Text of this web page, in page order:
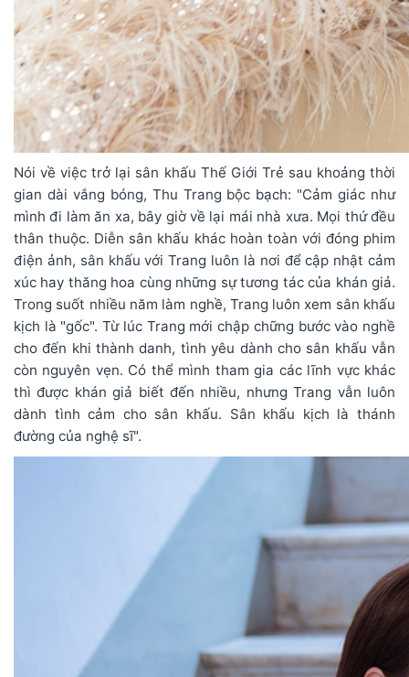
Nói về việc trở lại sân khấu Thế Giới Trẻ sau khoảng thời
gian dài vắng bóng, Thu Trang bộc bạch: "Cảm giác như
mình đi làm ăn xa, bây giờ về lại mái nhà xưa. Mọi thứ đều
thân thuộc. Diễn sân khấu khác hoàn toàn với đóng phim
điện ảnh, sân khấu với Trang luôn là nơi để cập nhật cảm
xúc hay thăng hoa cùng những sự tương tác của khán giả.
Trong suốt nhiều năm làm nghề, Trang luôn xem sân khấu
kịch là "gốc". Từ lúc Trang mới chập chững bước vào nghề
cho đến khi thành danh, tình yêu dành cho sân khấu vẫn
còn nguyên vẹn. Có thể mình tham gia các lĩnh vực khác
thì được khán giả biết đến nhiều, nhưng Trang vẫn luôn
dành tình cảm cho sân khấu. Sân khấu kịch là thánh
đường của nghệ sĩ".